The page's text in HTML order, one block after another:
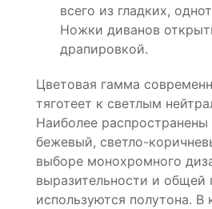
всего из гладких,
Ножки диванов
драпировкой.
Цветовая гамма
тяготеет к светлым
Наиболее
бежевый, светло-
выборе монохромного
выразительности и общей
используются полутона. В